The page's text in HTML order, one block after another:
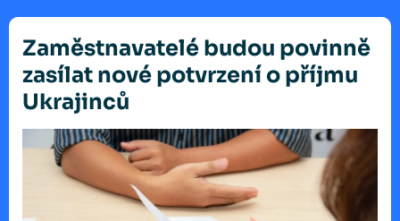
Zaměstnavatelé budou povinně
zasílat nové potvrzení o příjmu
Ukrajinců